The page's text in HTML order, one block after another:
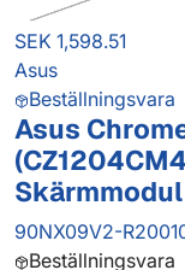
SEK 1,598.51
Asus
Beställningsvara
Asus
90NX09V2-
Beställningsvara